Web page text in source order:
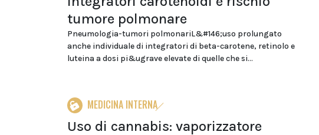
tumore polmonare
Pneumologia-tumori polmonariL&#146;uso prolungato
anche individuale di integratori di beta-carotene, retinolo e
luteina a dosi pi&ugrave elevate di quelle che si...
MEDICINA INTERNA
Uso di cannabis: vaporizzatore